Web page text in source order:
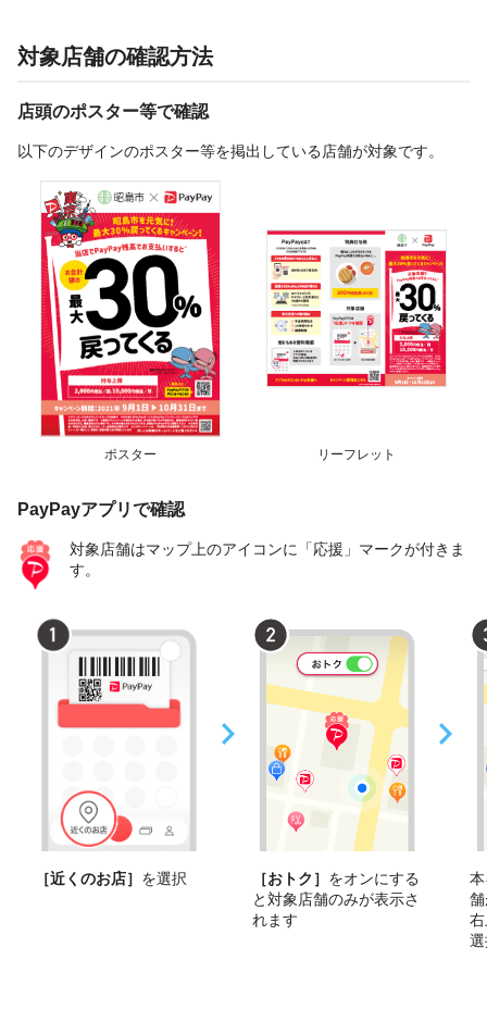
対象店舗の確認方法
店頭のポスター等で確認
以下のデザインのポスター等を掲出している店舗が対象です。
ポスター リーフレット
PayPayアプリで確認
対象店舗はマップ上のアイコンに「応援」マークが付きま
す。
［近くのお店］ を選択 ［おトク］ をオンにする
と対象店舗のみが表示さ
れます